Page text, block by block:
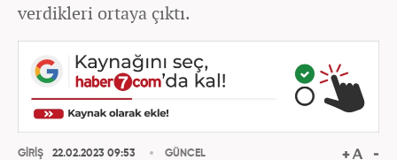
verdikleri ortaya çıktı.
GİRİŞ
22.02.2023 09:53
GÜNCEL